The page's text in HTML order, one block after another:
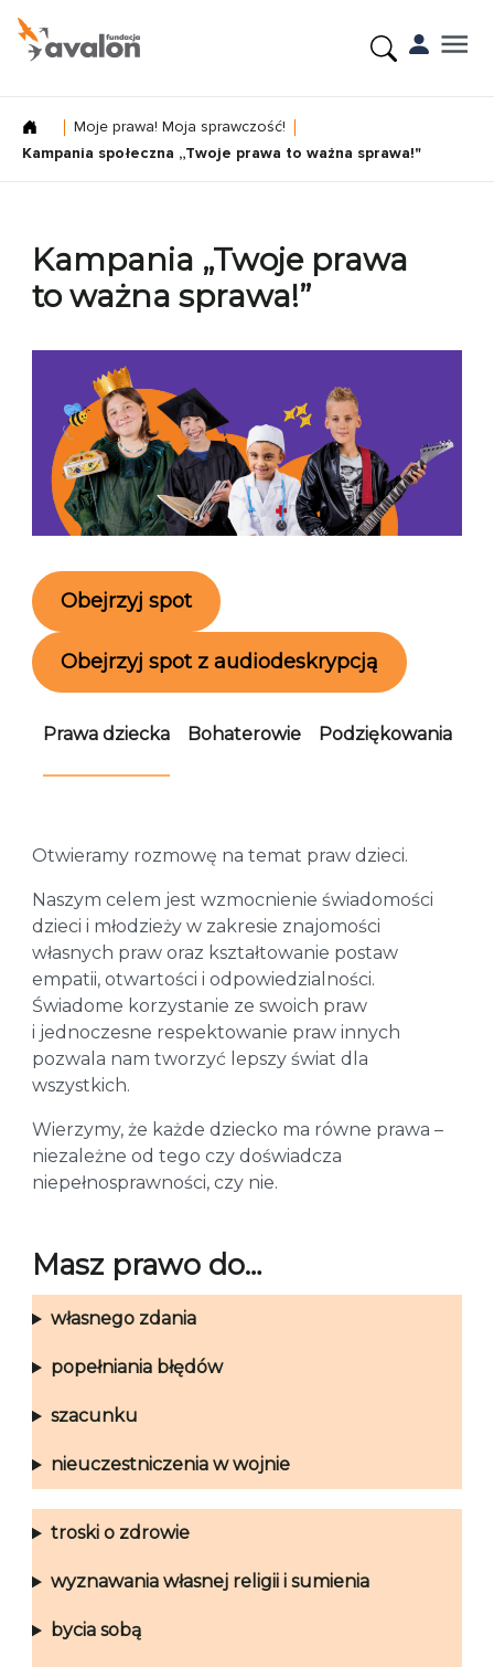
Moje prawa! Moja sprawczość!
Kampania społeczna „Twoje prawa to ważna sprawa!"
Kampania „Twoje prawa
to ważna sprawa!”
Obejrzyj spot
Obejrzyj spot z audiodeskrypcją
Prawa dziecka Bohaterowie Podziękowania
Otwieramy rozmowę na temat praw dzieci.
Naszym celem jest wzmocnienie świadomości
dzieci i młodzieży w zakresie znajomości
własnych praw oraz kształtowanie postaw
empatii, otwartości i odpowiedzialności.
Świadome korzystanie ze swoich praw
i jednoczesne respektowanie praw innych
pozwala nam tworzyć lepszy świat dla
wszystkich.
Wierzymy, że każde dziecko ma równe prawa –
niezależne od tego czy doświadcza
niepełnosprawności, czy nie.
Masz prawo do…
własnego zdania
popełniania błędów
szacunku
nieuczestniczenia w wojnie
troski o zdrowie
wyznawania własnej religii i sumienia
bycia sobą